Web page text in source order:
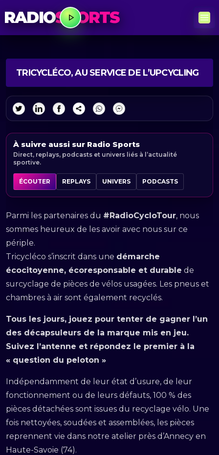
RADIOSPORTS
TRICYCLÉCO, AU SERVICE DE L’UPCYCLING
À suivre aussi sur Radio Sports
Direct, replays, podcasts et univers liés à l’actualité
sportive.
ÉCOUTER REPLAYS UNIVERS PODCASTS
Parmi les partenaires du #RadioCycloTour, nous
sommes heureux de les avoir avec nous sur ce
périple.
Tricycléco s’inscrit dans une démarche
écocitoyenne, écoresponsable et durable de
surcyclage de pièces de vélos usagées. Les pneus et
chambres à air sont également recyclés.
Tous les jours, jouez pour tenter de gagner l’un
des décapsuleurs de la marque mis en jeu.
Suivez l’antenne et répondez le premier à la
« question du peloton »
Indépendamment de leur état d’usure, de leur
fonctionnement ou de leurs défauts, 100 % des
pièces détachées sont issues du recyclage vélo. Une
fois nettoyées, soudées et assemblées, les pièces
reprennent vie dans notre atelier près d’Annecy en
Haute-Savoie (74).